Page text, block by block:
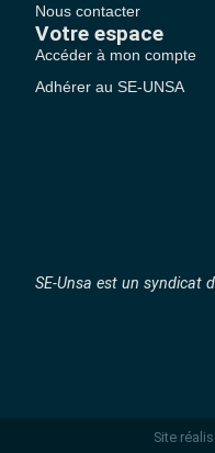
Nous contacter
Votre espace
Accéder à mon compte
Adhérer au SE-UNSA
SE-Unsa est un syndicat
Site